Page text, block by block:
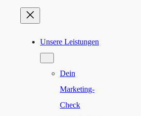
Unsere Leistungen
Dein
Marketing-
Check